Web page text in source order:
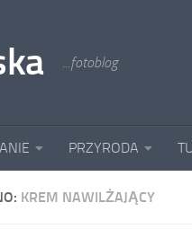
...fotoblog
PRZYRODA
KREM NAWILŻAJĄCY